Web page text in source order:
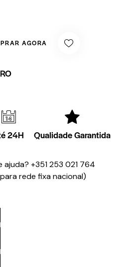
AGORA
24H Qualidade Garantida
ajuda? +351 253 021 764
rede fixa nacional)